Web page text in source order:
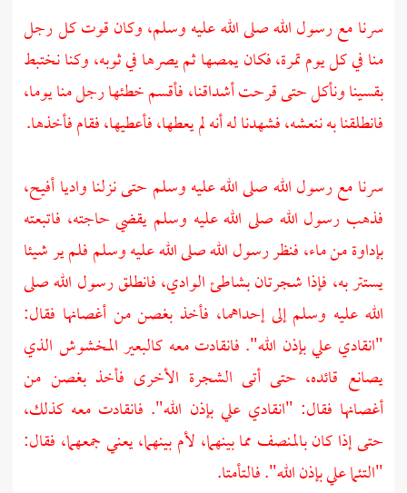
سرنا مع رسول الله صلى الله عليه وسلم، وكان قوت كل رجل
منا في كل يوم تمرة، فكان يمصها ثم يصرها في ثوبه، وكنا نختبط
بقسينا ونأكل حتى قرحت أشداقنا، فأقسم خطئها رجل منا يوما،
فانطلقنا به ننعشه، فشهدنا له أنه لم يعطها، فأعطيها، فقام فأخذها.
سرنا مع رسول الله صلى الله عليه وسلم حتى نزلنا واديا أفيح،
فذهب رسول الله صلى الله عليه وسلم يقضي حاجته، فاتبعته
بإداوة من ماء، فنظر رسول الله صلى الله عليه وسلم فلم ير شيئا
يستتر به، فإذا شجرتان بشاطئ الوادي، فانطلق رسول الله صلى
الله عليه وسلم إلى إحداهما، فأخذ بغصن من أغصانها فقال:
"انقادي علي بإذن الله". فانقادت معه كالبعير المخشوش الذي
يصانع قائده، حتى أتى الشجرة الأخرى فأخذ بغصن من
أغصانها فقال: "انقادي علي بإذن الله". فانقادت معه كذلك،
حتى إذا كان بالمنصف مما بينهما، لأم بينهما، يعني جمعهما، فقال:
"التئما علي بإذن الله". فالتأمتا.